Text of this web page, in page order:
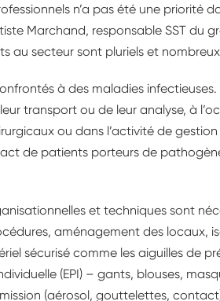
n’a pas été une priorité
Marchand, responsable SST du
au secteur sont pluriels et
à des maladies
transport ou de leur analyse, à
ou dans l’activité de
de patients porteurs de
et techniques sont
aménagement des locaux,
sécurisé comme les aiguilles de
(EPI) – gants, blouses,
(aérosol, gouttelettes,